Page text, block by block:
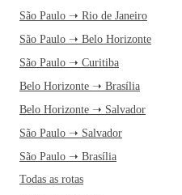
São Paulo ➝ Rio de Janeiro
São Paulo ➝ Belo Horizonte
São Paulo ➝ Curitiba
Belo Horizonte ➝ Brasília
Belo Horizonte ➝ Salvador
São Paulo ➝ Salvador
São Paulo ➝ Brasília
Todas as rotas